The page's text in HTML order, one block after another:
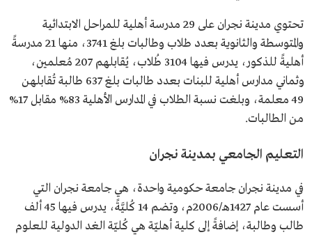
تحتوي مدينة نجران على 29 مدرسة أهلية للمراحل الابتدائية
والمتوسطة والثانوية بعدد طلاب وطالبات بلغ 3741، منها 21 مدرسةً
أهليةً للذكور، يدرس فيها 3104 طُلاب، يُقابلهم 207 مُعلمين،
وثماني مدارس أهلية للبنات بعدد طالبات بلغ 637 طالبة تُقابلهن
49 معلمة، وبلغت نسبة الطلاب في المدارس الأهلية 83% مقابل 17%
من الطالبات.
التعليم الجامعي بمدينة نجران
في مدينة نجران جامعة حكومية واحدة، هي جامعة نجران التي
أسست عام 1427هـ/2006م، وتضم 14 كُليَّةً، يدرس فيها 45 ألف
طالب وطالبة، إضافةً إلى كلية أهليّة هي كُليّة الغد الدولية للعلوم